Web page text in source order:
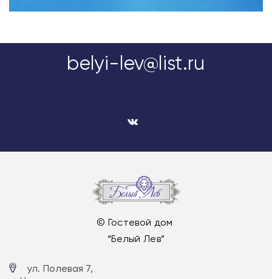
belyi-lev@list.ru
© Гостевой дом
“Белый Лев”
ул. Полевая 7,